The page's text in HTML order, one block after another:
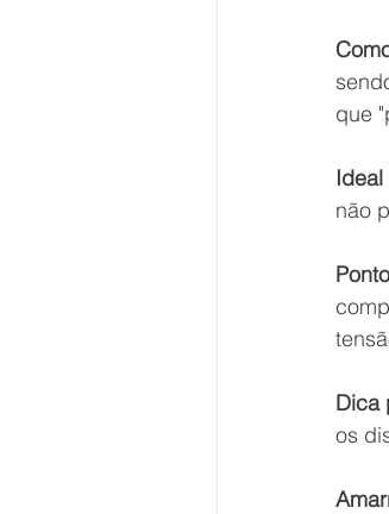
que
não
Dica
os